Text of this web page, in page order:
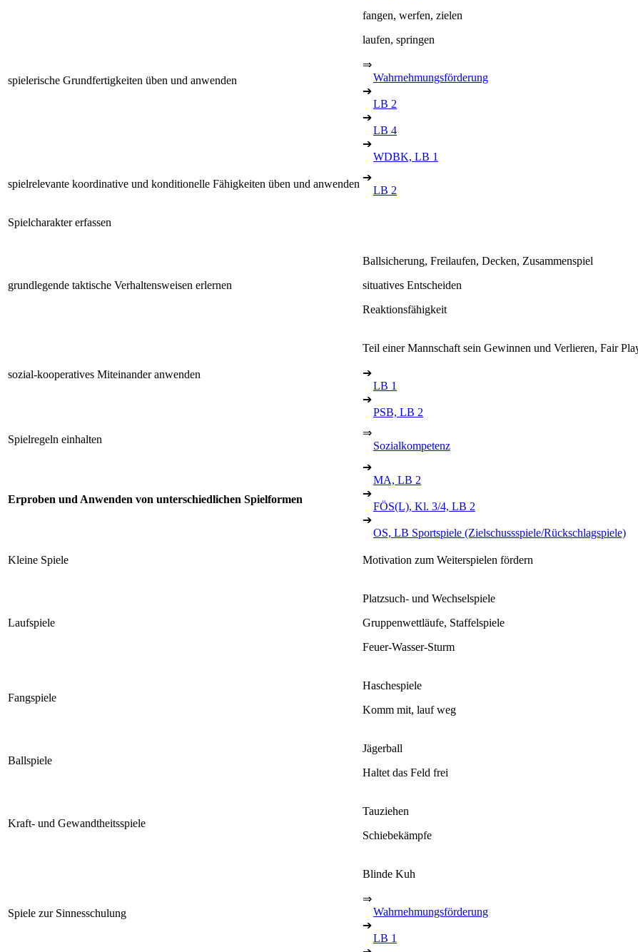
spielerische Grundfertigkeiten üben und anwenden
fangen, werfen, zielen
laufen, springen
⇒
Wahrnehmungsförderung
➔
LB 2
➔
LB 4
➔
WDBK, LB 1
spielrelevante koordinative und konditionelle Fähigkeiten üben und anwenden
➔
LB 2
Spielcharakter erfassen
grundlegende taktische Verhaltensweisen erlernen
Ballsicherung, Freilaufen, Decken, Zusammenspiel
situatives Entscheiden
Reaktionsfähigkeit
sozial-kooperatives Miteinander anwenden
Teil einer Mannschaft sein Gewinnen und Verlieren, Fair
➔
LB 1
➔
PSB, LB 2
Spielregeln einhalten
⇒
Sozialkompetenz
Erproben und Anwenden von unterschiedlichen Spielformen
➔
MA, LB 2
➔
FÖS(L), Kl. 3/4, LB 2
➔
OS, LB Sportspiele (Zielschussspiele/Rückschlagspiele)
Kleine Spiele Motivation zum Weiterspielen fördern
Laufspiele
Platzsuch- und Wechselspiele
Gruppenwettläufe, Staffelspiele
Feuer-Wasser-Sturm
Fangspiele
Haschespiele
Komm mit, lauf weg
Ballspiele
Jägerball
Haltet das Feld frei
Kraft- und Gewandtheitsspiele
Tauziehen
Schiebekämpfe
Spiele zur Sinnesschulung
Blinde Kuh
⇒
Wahrnehmungsförderung
➔
LB 1